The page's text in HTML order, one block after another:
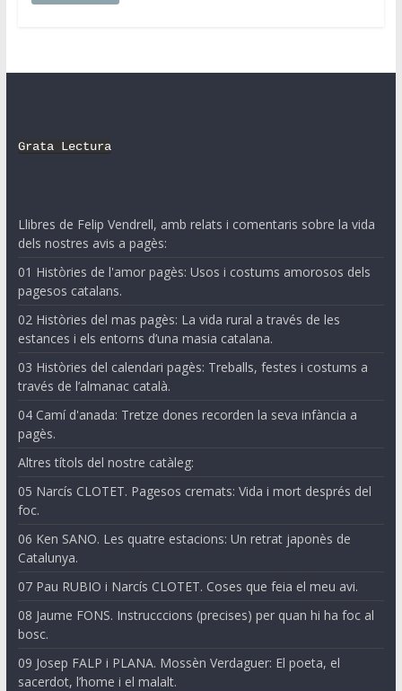
Grata Lectura
Llibres de Felip Vendrell, amb relats i comentaris sobre la vida
dels nostres avis a pagès:
01 Històries de l'amor pagès: Usos i costums amorosos dels
pagesos catalans.
02 Històries del mas pagès: La vida rural a través de les
estances i els entorns d’una masia catalana.
03 Històries del calendari pagès: Treballs, festes i costums a
través de l’almanac català.
04 Camí d'anada: Tretze dones recorden la seva infància a
pagès.
Altres títols del nostre catàleg:
05 Narcís CLOTET. Pagesos cremats: Vida i mort després del
foc.
06 Ken SANO. Les quatre estacions: Un retrat japonès de
Catalunya.
07 Pau RUBIO i Narcís CLOTET. Coses que feia el meu avi.
08 Jaume FONS. Instrucccions (precises) per quan hi ha foc al
bosc.
09 Josep FALP i PLANA. Mossèn Verdaguer: El poeta, el
sacerdot, l’home i el malalt.